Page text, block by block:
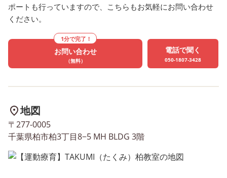
ンの身体の動かし方をし
できる機会になれば幸い
☺ ▢ ▣ ▢ ▣ ▢ ▣ ▢ ▣
▣ ▢ ▣ ▢ ▣ ▢ ▣ ▢ ▣
番号 ○ページ下部の問い
合せください📞 TAKUMI(
ポートも行っていますので、こちらもお気軽にお問い合わせ
ください。
1分で完了！
お問い合わせ
（無料）
電話で聞く
050-1807-3428
地図
〒277-0005
千葉県柏市柏3丁目8−5 MH BLDG 3階